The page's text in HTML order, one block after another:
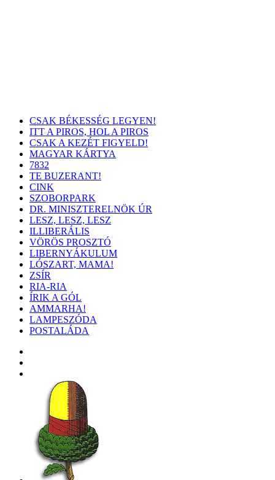
CSAK BÉKESSÉG LEGYEN!
ITT A PIROS, HOL A PIROS
CSAK A KEZÉT FIGYELD!
MAGYAR KÁRTYA
7832
TE BUZERANT!
CINK
SZOBORPARK
DR. MINISZTERELNÖK ÚR
LESZ, LESZ, LESZ
ILLIBERÁLIS
VÖRÖS PROSZTÓ
LIBERNYÁKULUM
LÓSZART, MAMA!
ZSÍR
RIA-RIA
ÍRIK A GÓL
AMMARHA!
LAMPESZÓDA
POSTALÁDA